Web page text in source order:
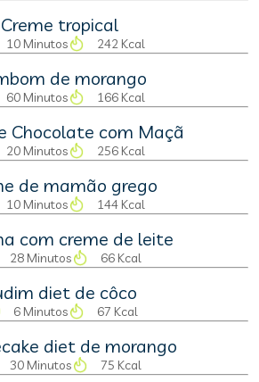
Creme tropical
10 Minutos 242 Kcal
de morango
60 Minutos 166 Kcal
Chocolate com Maçã
20 Minutos 256 Kcal
de mamão grego
10 Minutos 144 Kcal
com creme de leite
28 Minutos 66 Kcal
diet de côco
6 Minutos 67 Kcal
diet de morango
30 Minutos 75 Kcal